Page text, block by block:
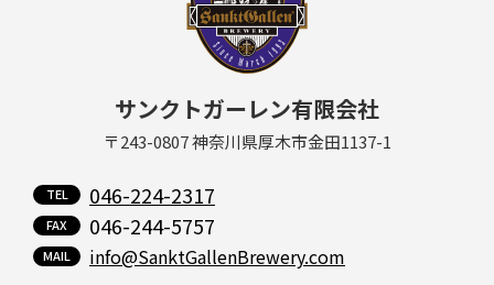
サンクトガーレン有限会社
〒243-0807 神奈川県厚木市金田1137-1
046-224-2317
046-244-5757
info@SanktGallenBrewery.com